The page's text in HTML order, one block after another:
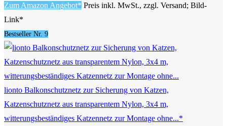
Zum Amazon Angebot* Preis inkl. MwSt., zzgl. Versand; Bild-
Link*
Bestseller Nr. 9
lionto Balkonschutznetz zur Sicherung von Katzen,
Katzenschutznetz aus transparentem Nylon, 3x4 m,
witterungsbeständiges Katzennetz zur Montage ohne...*